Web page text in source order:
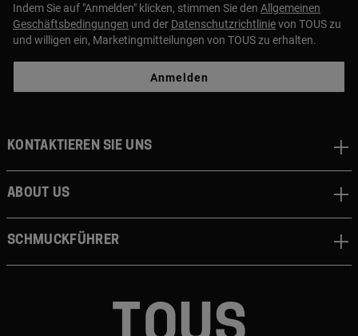
Indem Sie auf "Anmelden" klicken, stimmen Sie den Allgemeinen
Geschäftsbedingungen und der Datenschutzrichtlinievon TOUS zu
und willigen ein, Marketingmitteilungen von TOUS zu erhalten.
Anmelden
Kontaktieren sie uns
About us
Schmuckführer